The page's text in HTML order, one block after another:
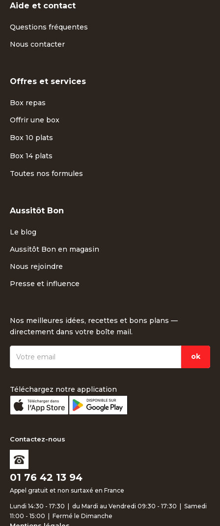
Aide et contact
Questions fréquentes
Nous contacter
Offres et services
Box repas
Offrir une box
Box 10 plats
Box 14 plats
Toutes nos formules
Aussitôt Bon
Le blog
Aussitôt Bon en magasin
Nous rejoindre
Presse et influence
Nos meilleures idées, recettes et bons plans —
directement dans votre boîte mail.
Téléchargez notre application
Contactez-nous
01 76 42 13 94
Appel gratuit et non surtaxé en France
Lundi 14:30 - 17:30 | du Mardi au Vendredi 09:30 - 17:30 | Samedi
11:00 - 15:00 | Fermé le Dimanche